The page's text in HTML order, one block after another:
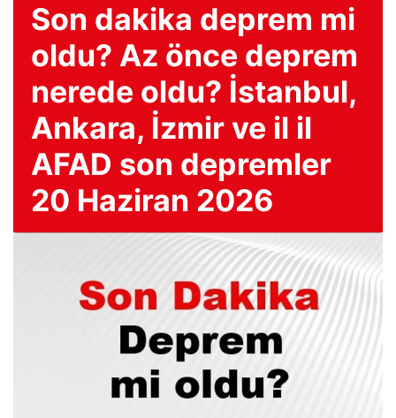
Son dakika deprem mi
oldu? Az önce deprem
nerede oldu? İstanbul,
Ankara, İzmir ve il il
AFAD son depremler
20 Haziran 2026